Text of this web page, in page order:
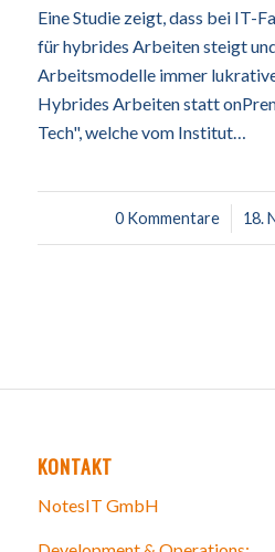
Eine Studie zeigt, dass bei IT-
für hybrides Arbeiten steigt
Arbeitsmodelle immer
Hybrides Arbeiten statt
Tech", welche vom Institut…
0 Kommentare
/ 18.
KONTAKT
NotesIT GmbH